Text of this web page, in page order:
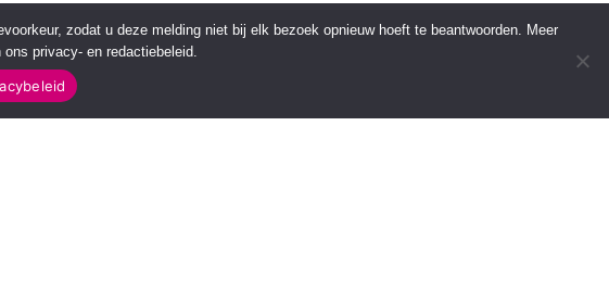
zodat u deze melding niet bij elk bezoek opnieuw hoeft te beantwoorden. Meer
privacy- en redactiebeleid.